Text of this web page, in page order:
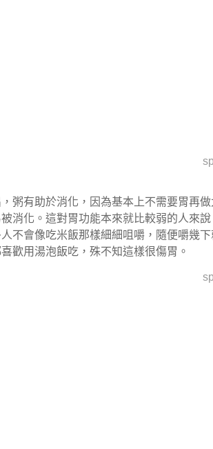
粥有助於消化，因為基本上不需要胃再
消化。這對胃功能本來就比較弱的人來
不會像吃米飯那樣細細咀嚼，隨便嚼幾下
歡用 湯泡飯吃，殊不知這樣很傷胃 。